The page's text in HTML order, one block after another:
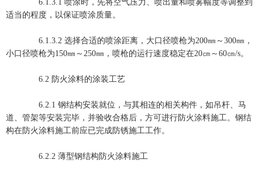
6.1.3.1 喷涂时，先将空气压力、喷出量和喷雾幅度等调整到
适当的程度，以保证喷涂质量。
6.1.3.2 选择合适的喷涂距离，大口径喷枪为200㎜～300㎜，
小口径喷枪为150㎜～250㎜，喷枪的运行速度稳定在20㎝～60㎝/s。
6.2 防火涂料的涂装工艺
6.2.1 钢结构安装就位，与其相连的相关构件，如吊杆、马
道、管架等安装完毕，并验收合格后，方可进行防火涂料施工。钢结
构在防火涂料施工前应已完成防锈施工工作。
6.2.2 薄型钢结构防火涂料施工